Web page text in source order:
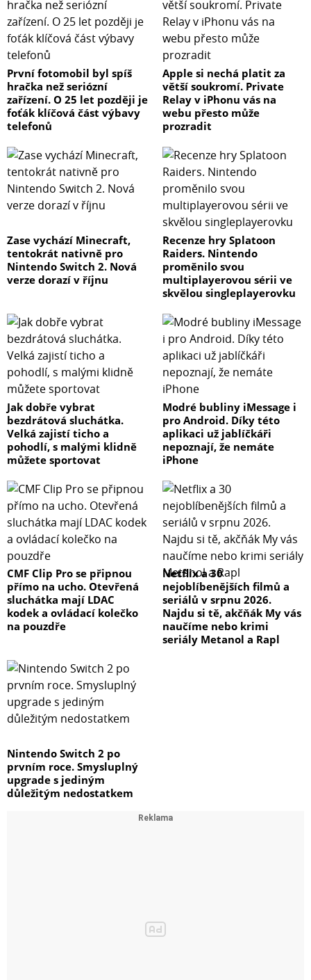
První fotomobil byl spíš
hračka než seriózní
zařízení. O 25 let později je
foťák klíčová část výbavy
telefonů
Apple si nechá platit za
větší soukromí. Private
Relay v iPhonu vás na
webu přesto může
prozradit
Zase vychází Minecraft,
tentokrát nativně pro
Nintendo Switch 2. Nová
verze dorazí v říjnu
Recenze hry Splatoon
Raiders. Nintendo
proměnilo svou
multiplayerovou sérii ve
skvělou singleplayerovku
Jak dobře vybrat
bezdrátová sluchátka.
Velká zajistí ticho a
pohodlí, s malými klidně
můžete sportovat
Modré bubliny iMessage i
pro Android. Díky této
aplikaci už jablíčkáři
nepoznají, že nemáte
iPhone
CMF Clip Pro se připnou
přímo na ucho. Otevřená
sluchátka mají LDAC
kodek a ovládací kolečko
na pouzdře
Netflix a 30
nejoblíbenějších filmů a
seriálů v srpnu 2026.
Najdu si tě, akčňák My vás
naučíme nebo krimi
seriály Metanol a Rapl
Nintendo Switch 2 po
prvním roce. Smysluplný
upgrade s jediným
důležitým nedostatkem